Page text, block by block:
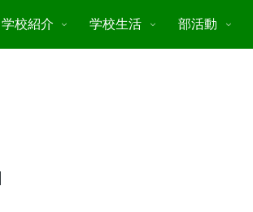
学校紹介 学校生活 部活動